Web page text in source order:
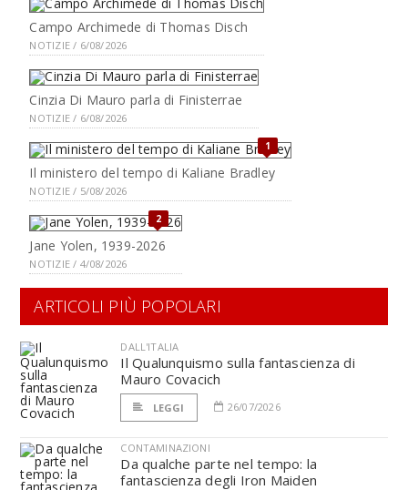
Campo Archimede di Thomas Disch
NOTIZIE / 6/08/2026
Cinzia Di Mauro parla di Finisterrae
NOTIZIE / 6/08/2026
1
Il ministero del tempo di Kaliane Bradley
NOTIZIE / 5/08/2026
2
Jane Yolen, 1939-2026
NOTIZIE / 4/08/2026
ARTICOLI PIÙ POPOLARI
DALL'ITALIA
Il Qualunquismo sulla fantascienza di
Mauro Covacich
LEGGI 26/07/2026
CONTAMINAZIONI
Da qualche parte nel tempo: la
fantascienza degli Iron Maiden